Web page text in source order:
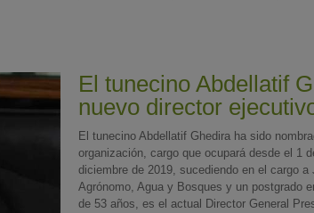
El tunecino Abdellatif
nuevo director
El tunecino Abdellatif Ghedira ha sido
organización, cargo que ocupará desde el 1
diciembre de 2019, sucediendo en el cargo
Agrónomo, Agua y Bosques y un postgrado
de 53 años, es el actual Director General